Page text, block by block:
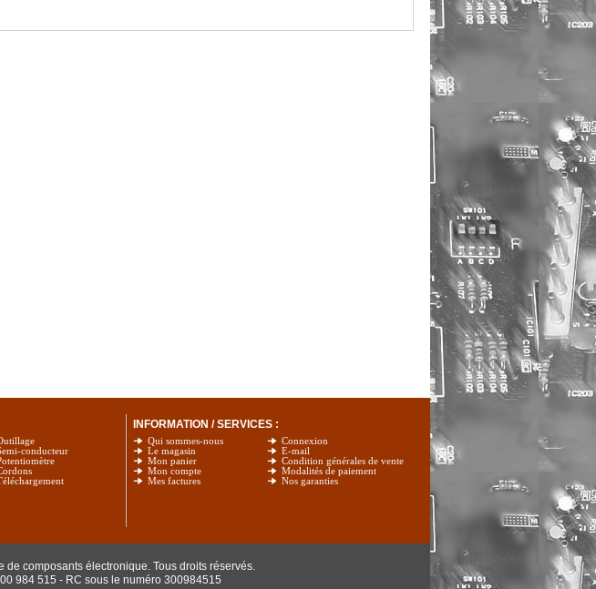
conducteur
INFORMATION / SERVICES :
Qui sommes-nous
Le magasin
Mon panier
Mon compte
Mes factures
Connexion
E-mail
Condition générales de vente
Modalités de paiement
Nos garanties
de composants électronique. Tous droits réservés.
984 515 - RC sous le numéro 300984515